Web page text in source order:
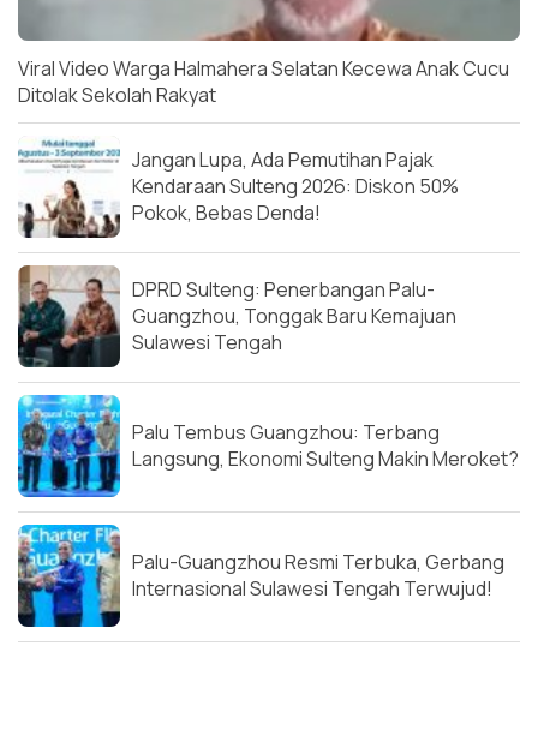
Viral Video Warga Halmahera Selatan Kecewa Anak Cucu
Ditolak Sekolah Rakyat
Jangan Lupa, Ada Pemutihan Pajak
Kendaraan Sulteng 2026: Diskon 50%
Pokok, Bebas Denda!
DPRD Sulteng: Penerbangan Palu-
Guangzhou, Tonggak Baru Kemajuan
Sulawesi Tengah
Palu Tembus Guangzhou: Terbang
Langsung, Ekonomi Sulteng Makin Meroket?
Palu-Guangzhou Resmi Terbuka, Gerbang
Internasional Sulawesi Tengah Terwujud!